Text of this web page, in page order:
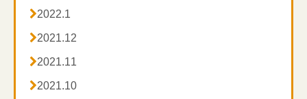
2022.1
2021.12
2021.11
2021.10